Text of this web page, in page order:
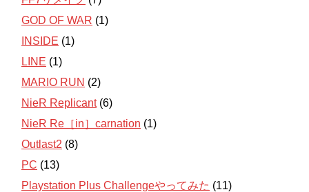
GOD OF WAR (1)
INSIDE (1)
LINE (1)
MARIO RUN (2)
NieR Replicant(6)
NieR Re［in］carnation (1)
Outlast2 (8)
PC (13)
Playstation Plus Challengeやってみた (11)